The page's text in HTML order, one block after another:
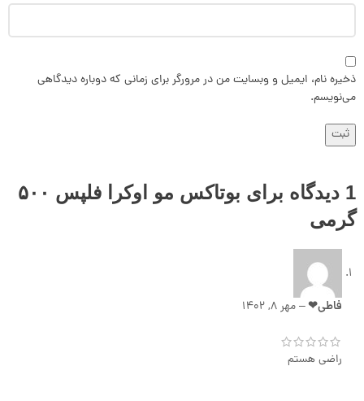
ذخیره نام، ایمیل و وبسایت من در مرورگر برای زمانی که دوباره دیدگاهی
می‌نویسم.
1 دیدگاه برای
بوتاکس مو اوکرا فلپس ۵۰۰
گرمی
فاطی❤–مهر 8, 1402
راضی هستم